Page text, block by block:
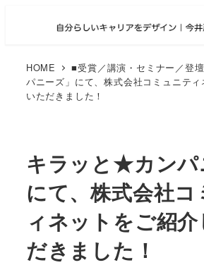
HOME ■受賞／講演・セミナー／登壇
パニーズ」にて、株式会社コミュニテ
いただきました！
キラッと★カンパ
にて、株式会社
ィネットをご紹
だきました！